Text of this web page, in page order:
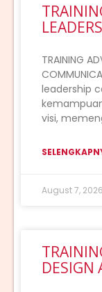
TRAINING
leadership
visi,
August 7, 2026
DESIGN